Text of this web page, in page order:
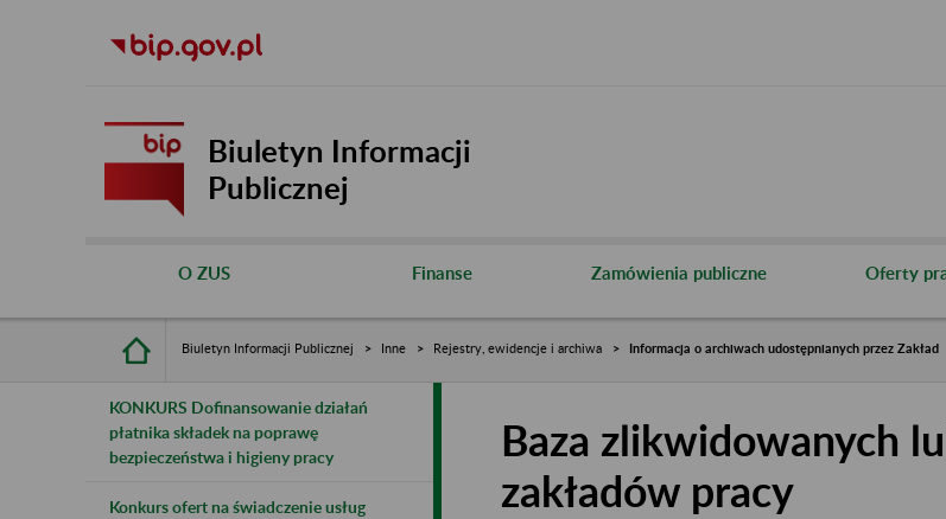
Biuletyn Informacji
Publicznej
O ZUS Finanse Zamówienia publiczne Oferty
Biuletyn Informacji Publicznej Inne Rejestry, ewidencje i archiwa Informacja o archiwach udostępnianych przez Zakład
KONKURS Dofinansowanie działań
płatnika składek na poprawę
bezpieczeństwa i higieny pracy
Konkurs ofert na świadczenie usług
Baza zlikwidowanych
zakładów pracy